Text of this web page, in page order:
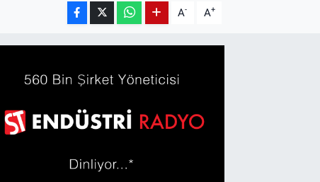
A- A+